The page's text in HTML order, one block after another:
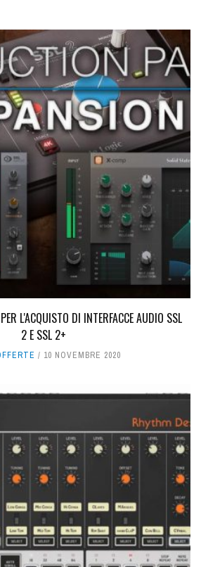
L'ACQUISTO DI INTERFACCE AUDIO SSL
2 E SSL 2+
10 NOVEMBRE 2020